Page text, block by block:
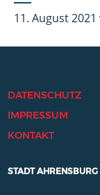
11. August
DATENSCHUTZ
IMPRESSUM
KONTAKT
STADT AHRENSBURG